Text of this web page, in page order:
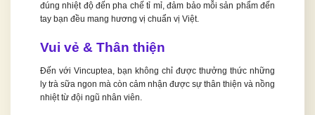
đúng nhiệt độ đến pha chế tỉ mỉ, đảm bảo mỗi sản phẩm đến
tay bạn đều mang hương vị chuẩn vị Việt.
Vui vẻ & Thân thiện
Đến với Vincuptea, bạn không chỉ được thưởng thức những
ly trà sữa ngon mà còn cảm nhận được sự thân thiện và nồng
nhiệt từ đội ngũ nhân viên.